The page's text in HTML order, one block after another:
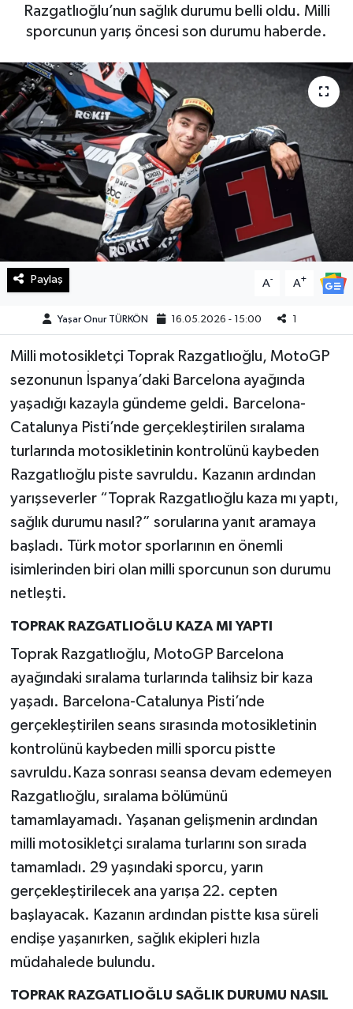
Razgatlıoğlu’nun sağlık durumu belli oldu. Milli
sporcunun yarış öncesi son durumu haberde.
Paylaş A- A+
Yaşar Onur TÜRKÖN 16.05.2026 - 15:00 1
Milli motosikletçi Toprak Razgatlıoğlu, MotoGP
sezonunun İspanya’daki Barcelona ayağında
yaşadığı kazayla gündeme geldi. Barcelona-
Catalunya Pisti’nde gerçekleştirilen sıralama
turlarında motosikletinin kontrolünü kaybeden
Razgatlıoğlu piste savruldu. Kazanın ardından
yarışseverler “Toprak Razgatlıoğlu kaza mı yaptı,
sağlık durumu nasıl?” sorularına yanıt aramaya
başladı. Türk motor sporlarının en önemli
isimlerinden biri olan milli sporcunun son durumu
netleşti.
TOPRAK RAZGATLIOĞLU KAZA MI YAPTI
Toprak Razgatlıoğlu, MotoGP Barcelona
ayağındaki sıralama turlarında talihsiz bir kaza
yaşadı. Barcelona-Catalunya Pisti’nde
gerçekleştirilen seans sırasında motosikletinin
kontrolünü kaybeden milli sporcu pistte
savruldu.Kaza sonrası seansa devam edemeyen
Razgatlıoğlu, sıralama bölümünü
tamamlayamadı. Yaşanan gelişmenin ardından
milli motosikletçi sıralama turlarını son sırada
tamamladı. 29 yaşındaki sporcu, yarın
gerçekleştirilecek ana yarışa 22. cepten
başlayacak. Kazanın ardından pistte kısa süreli
endişe yaşanırken, sağlık ekipleri hızla
müdahalede bulundu.
TOPRAK RAZGATLIOĞLU SAĞLIK DURUMU NASIL
Haberde İnsan
Kültür Sanat
Magazin
Manşet Altı
Manşetler
Resmi İlan
Sağlık
Spor
SürManşet
Teknoloji
Yaşam
KAHRAMANMARAŞ